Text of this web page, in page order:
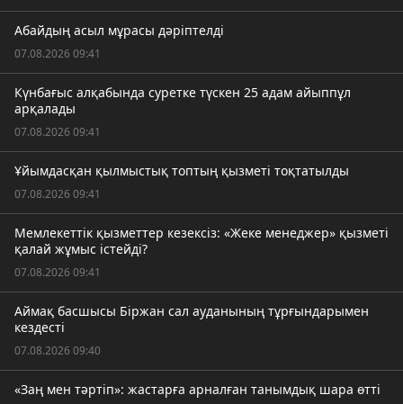
Абайдың асыл мұрасы дәріптелді
07.08.2026 09:41
Күнбағыс алқабында суретке түскен 25 адам айыппұл
арқалады
07.08.2026 09:41
Ұйымдасқан қылмыстық топтың қызметі тоқтатылды
07.08.2026 09:41
Мемлекеттік қызметтер кезексіз: «Жеке менеджер» қызметі
қалай жұмыс істейді?
07.08.2026 09:41
Аймақ басшысы Біржан сал ауданының тұрғындарымен
кездесті
07.08.2026 09:40
«Заң мен тәртіп»: жастарға арналған танымдық шара өтті